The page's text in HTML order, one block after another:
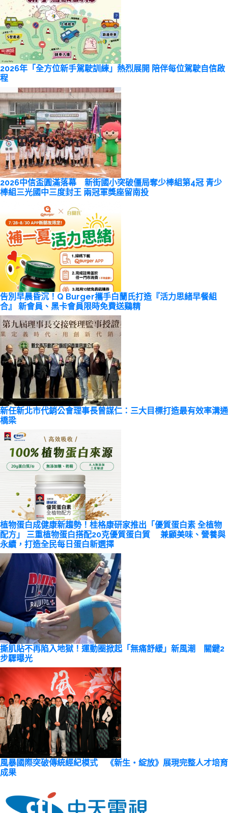
2026年「全方位新手駕駛訓練」熱烈展開 陪伴每位駕駛自信啟
程
2026中信盃圓滿落幕 新街國小突破僵局奪少棒組第4冠 青少
棒組三光國中三度封王 兩冠軍獎座留南投
告別早晨昏沉！Q Burger攜手白蘭氏打造『活力思緒早餐組
合』 新會員、黑卡會員限時免費送鷄精
新任新北市代銷公會理事長曾謀仁：三大目標打造最有效率溝通
橋梁
植物蛋白成健康新趨勢！桂格康研家推出「優質蛋白素 全植物
配方」 三重植物蛋白搭配20克優質蛋白質 兼顧美味、營養與
永續，打造全民每日蛋白新選擇
撕肌貼不再陷入地獄！運動圈掀起「無痛舒緩」新風潮 關鍵2
步驟曝光
風暴國際突破傳統經紀模式 《新生・綻放》展現完整人才培育
成果